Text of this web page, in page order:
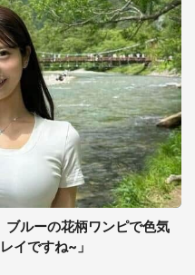
ブルーの花柄ワンピで色気
イですね~」